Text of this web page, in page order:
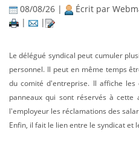
08/08/26 |
Écrit par
|
|
Le délégué syndical peut cumuler
personnel. Il peut en même temps
du comité d'entreprise. Il affiche les
panneaux qui sont réservés à cette
l'employeur les réclamations des
Enfin, il fait le lien entre le syndicat et